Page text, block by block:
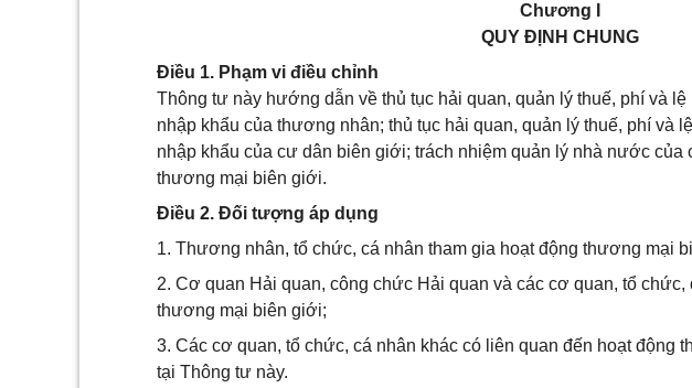
Chương I
QUY ĐỊNH CHUNG
Điều 1. Phạm vi điều chỉnh
Thông tư này hướng dẫn về thủ tục hải quan, quản lý thuế, phí và
nhập khẩu của thương nhân; thủ tục hải quan, quản lý thuế, phí và
nhập khẩu của cư dân biên giới; trách nhiệm quản lý nhà nước của
thương mại biên giới.
Điều 2. Đối tượng áp dụng
1. Thương nhân, tổ chức, cá nhân tham gia hoạt động thương mại
2. Cơ quan Hải quan, công chức Hải quan và các cơ quan, tổ chức,
thương mại biên giới;
3. Các cơ quan, tổ chức, cá nhân khác có liên quan đến hoạt động
tại Thông tư này.